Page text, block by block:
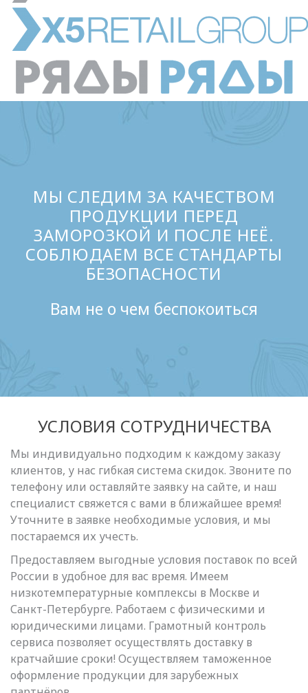
МЫ СЛЕДИМ ЗА КАЧЕСТВОМ
ПРОДУКЦИИ ПЕРЕД
ЗАМОРОЗКОЙ И ПОСЛЕ НЕЁ.
СОБЛЮДАЕМ ВСЕ СТАНДАРТЫ
БЕЗОПАСНОСТИ
Вам не о чем беспокоиться
УСЛОВИЯ СОТРУДНИЧЕСТВА
Мы индивидуально подходим к каждому заказу
клиентов, у нас гибкая система скидок. Звоните по
телефону или оставляйте заявку на сайте, и наш
специалист свяжется с вами в ближайшее время!
Уточните в заявке необходимые условия, и мы
постараемся их учесть.
Предоставляем выгодные условия поставок по всей
России в удобное для вас время. Имеем
низкотемпературные комплексы в Москве и
Санкт-Петербурге. Работаем с физическими и
юридическими лицами. Грамотный контроль
сервиса позволяет осуществлять доставку в
кратчайшие сроки! Осуществляем таможенное
оформление продукции для зарубежных